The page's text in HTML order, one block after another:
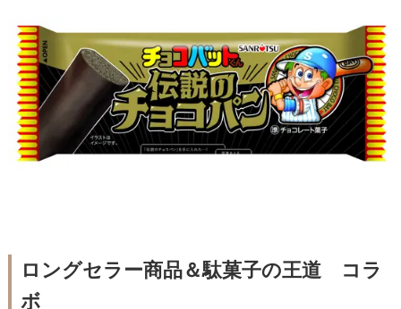
ロングセラー商品＆駄菓子の王道 コラ
ボ